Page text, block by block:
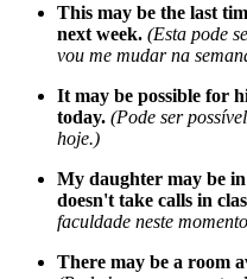
This may be the last
next week. (Esta pode
vou me mudar na
It may be possible for
today. (Pode ser
hoje.)
My daughter may be
doesn't take calls in
faculdade neste
There may be a room